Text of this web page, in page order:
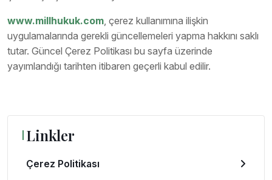
www.millhukuk.com, çerez kullanımına ilişkin
uygulamalarında gerekli güncellemeleri yapma hakkını saklı
tutar. Güncel Çerez Politikası bu sayfa üzerinde
yayımlandığı tarihten itibaren geçerli kabul edilir.
Linkler
Çerez Politikası